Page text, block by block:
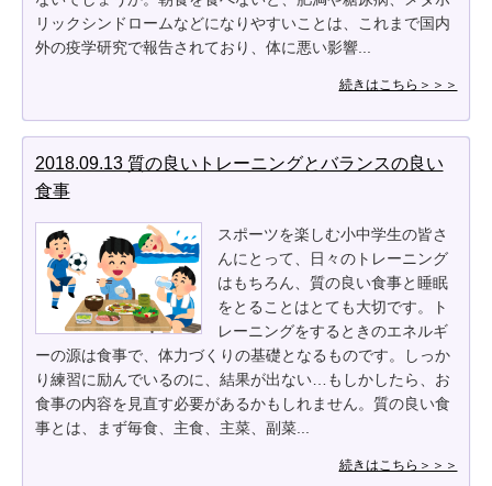
リックシンドロームなどになりやすいことは、これまで国内
外の疫学研究で報告されており、体に悪い影響...
続きはこちら＞＞＞
2018.09.13 質の良いトレーニングとバランスの良い
食事
スポーツを楽しむ小中学生の皆さ
んにとって、日々のトレーニング
はもちろん、質の良い食事と睡眠
をとることはとても大切です。ト
レーニングをするときのエネルギ
ーの源は食事で、体力づくりの基礎となるものです。しっか
り練習に励んでいるのに、結果が出ない…もしかしたら、お
食事の内容を見直す必要があるかもしれません。質の良い食
事とは、まず毎食、主食、主菜、副菜...
続きはこちら＞＞＞